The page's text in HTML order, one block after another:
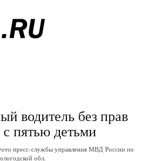
водитель без прав
пятью детьми
пресс-службы управления МВД России по
обл.